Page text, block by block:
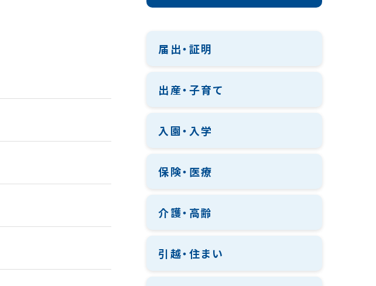
届出・証明
出産・子育て
入園・入学
保険・医療
介護・高齢
引越・住まい